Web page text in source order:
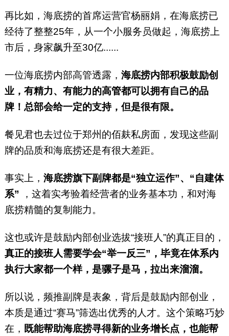
再比如，海底捞的首席运营官杨丽娟，在海底捞已
经待了整整25年，从一个小服务员做起，海底捞上
市后，身家飙升至30亿......
一位海底捞内部高管透露， 海底捞内部积极鼓励创
业，有精力、有能力的高管都可以拥有自己的品
牌！总部会给一定的支持，但是很有限。
餐见君也去过位于郑州的佰麸私房面，发现这些副
牌的品质和海底捞还是有很大差距。
事实上， 海底捞旗下副牌都是“独立运作”、“自建体
系”
，这着实考验着经营者的业务基本功，和对海
底捞精髓的复制能力。
这也或许是鼓励内部创业选拔“接班人”的真正目的，
真正的接班人需要学会“举一反三”，毕竟在体系内
执行大家都一个样，是骡子是马，拉出来溜溜。
所以说，频推副牌是表象，背后是鼓励内部创业，
本质是通过“赛马”筛选出优秀的人才。这个策略巧妙
在， 既能帮助海底捞寻得新的业务增长点，也能帮